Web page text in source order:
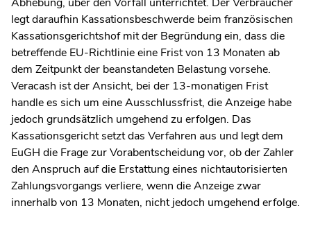
legt daraufhin Kassationsbeschwerde beim französischen
Kassationsgerichtshof mit der Begründung ein, dass die
betreffende EU-Richtlinie eine Frist von 13 Monaten ab
dem Zeitpunkt der beanstandeten Belastung vorsehe.
Veracash ist der Ansicht, bei der 13-monatigen Frist
handle es sich um eine Ausschlussfrist, die Anzeige habe
jedoch grundsätzlich umgehend zu erfolgen. Das
Kassationsgericht setzt das Verfahren aus und legt dem
EuGH die Frage zur Vorabentscheidung vor, ob der Zahler
den Anspruch auf die Erstattung eines nichtautorisierten
Zahlungsvorgangs verliere, wenn die Anzeige zwar
innerhalb von 13 Monaten, nicht jedoch umgehend erfolge.